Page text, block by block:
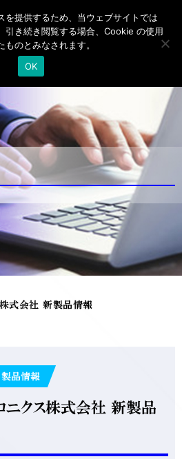
株式会社 新製品情報
製品情報
ニクス株式会社 新製品
を提供するため、当ウェブサイトでは
引き続き閲覧する場合、Cookie の使用
ものとみなされます。
OK